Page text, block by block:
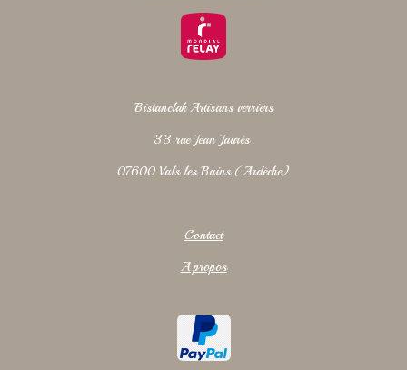
Bistanclak Artisans verriers
33 rue Jean Jaurès
07600 Vals les Bains (Ardèche)
Contact
A propos